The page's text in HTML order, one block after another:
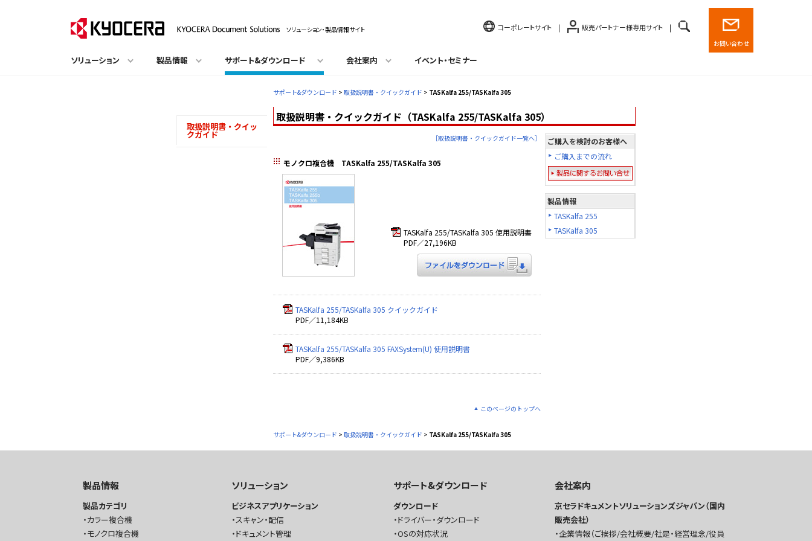
ソリューション・製品情報サイト コーポレートサイト 販売パートナー様専用サイト
お問い合わせ
ソリューション 製品情報 サポート&ダウンロード 会社案内 イベント・セミナー
取扱説明書・クイッ
クガイド
サポート&ダウンロード > 取扱説明書・クイックガイド > TASKalfa 255/TASKalfa 305
取扱説明書・クイックガイド（TASKalfa 255/TASKalfa 305）
［取扱説明書・クイックガイド一覧へ］
モノクロ複合機 TASKalfa 255/TASKalfa 305
TASKalfa 255/TASKalfa 305 使用説明書
PDF／27,196KB
TASKalfa 255/TASKalfa 305 クイックガイド
PDF／11,184KB
TASKalfa 255/TASKalfa 305 FAXSystem(U) 使用説明書
PDF／9,386KB
このページのトップへ
ご購入を検討のお客様へ
ご購入までの流れ
製品情報
TASKalfa 255
TASKalfa 305
サポート&ダウンロード > 取扱説明書・クイックガイド > TASKalfa 255/TASKalfa 305
製品情報
製品カテゴリ
カラー複合機
モノクロ複合機
ソリューション
ビジネスアプリケーション
スキャン・配信
ドキュメント管理
サポート&ダウンロード
ダウンロード
ドライバー・ダウンロード
OSの対応状況
会社案内
京セラドキュメントソリューションズジャパン（国内
販売会社）
企業情報（ご挨拶/会社概要/社是・経営理念/役員